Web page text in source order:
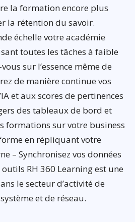
la formation encore plus
la rétention du savoir.
échelle votre académie
toutes les tâches à faible
sur l’essence même de
de manière continue vos
et aux scores de pertinences
des tableaux de bord et
formations sur votre business
en répliquant votre
– Synchronisez vos données
RH 360 Learning est une
le secteur d’activité de
et de réseau.